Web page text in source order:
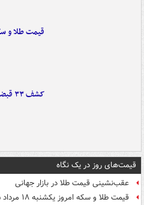
قیمت طلا و سکه
کشف ۳۳ قبضه سلاح در مرزهای آذربایجان غربی
قیمت‌های روز در یک نگاه
عقب‌نشینی قیمت طلا در بازار جهانی
قیمت طلا و سکه امروز یکشنبه ۱۸ مرداد ۱۴۰۵